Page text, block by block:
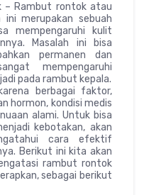
– Rambut rontok atau
merupakan sebuah
mempengaruhi kulit
Masalah ini bisa
permanen dan
mempengaruhi
pada rambut kepala.
berbagai faktor,
hormon, kondisi medis
alami. Untuk bisa
kebotakan, akan
cara efektif
Berikut ini kita akan
rambut rontok
sebagai berikut